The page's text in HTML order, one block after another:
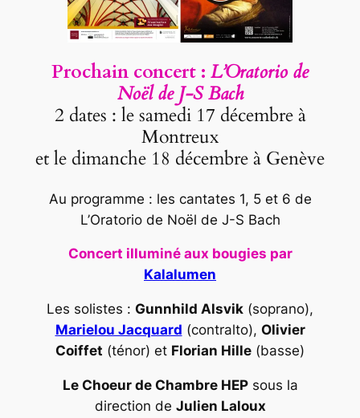
Prochain concert : L’Oratorio de
Noël de J-S Bach
2 dates : le samedi 17 décembre à
Montreux
et le dimanche 18 décembre à Genève
Au programme : les cantates 1, 5 et 6 de
L’Oratorio de Noël de J-S Bach
Concert illuminé aux bougies par
Kalalumen
Les solistes : Gunnhild Alsvik (soprano),
Marielou Jacquard (contralto), Olivier
Coiffet (ténor) et Florian Hille (basse)
Le Choeur de Chambre HEPsous la
direction de Julien Laloux